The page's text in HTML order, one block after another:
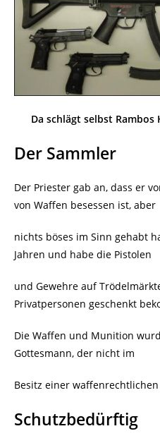
Da schlägt selbst Rambos
Der Sammler
Der Priester gab an, dass er
von Waffen besessen ist, aber
nichts böses im Sinn gehabt
Jahren und habe die Pistolen
und Gewehre auf
Privatpersonen geschenkt
Die Waffen und Munition
Gottesmann, der nicht im
Besitz einer
Schutzbedürftig